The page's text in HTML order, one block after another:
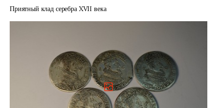
Приятный клад серебра XVII века